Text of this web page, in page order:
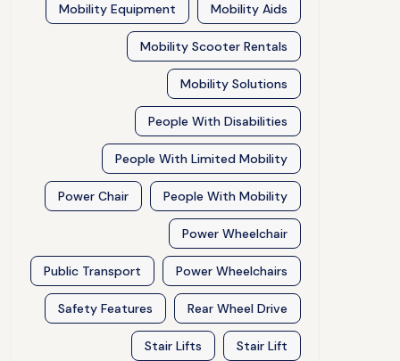
Mobility Aids
Mobility Equipment
Mobility Scooter Rentals
Mobility Solutions
People With Disabilities
People With Limited Mobility
People With Mobility
Power Chair
Power Wheelchair
Power Wheelchairs
Public Transport
Rear Wheel Drive
Safety Features
Stair Lift
Stair Lifts